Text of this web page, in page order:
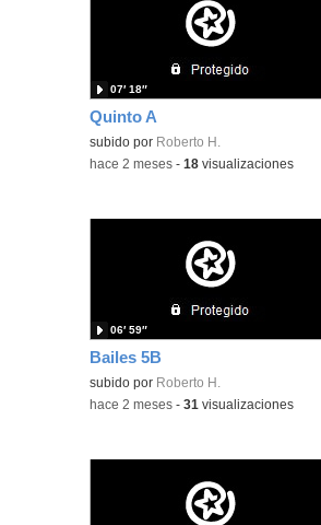
Quinto A
subido por Roberto H.
07′ 18″
-hace 2 meses -18 visualizaciones
Bailes 5B
subido por Roberto H.
06′ 59″
-hace 2 meses -31 visualizaciones